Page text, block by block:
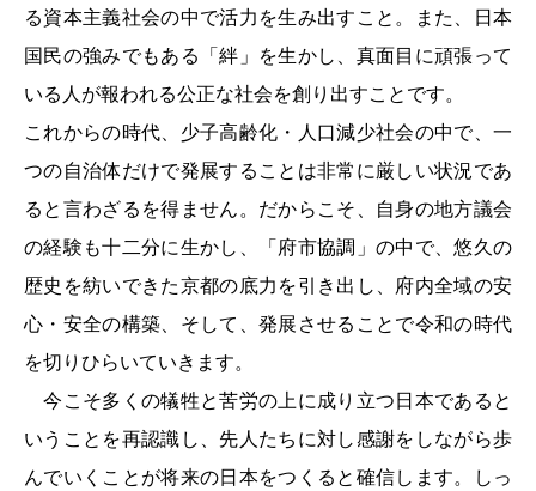
る資本主義社会の中で活力を生み出すこと。また、日本
国民の強みでもある「絆」を生かし、真面目に頑張って
いる人が報われる公正な社会を創り出すことです。
これからの時代、少子高齢化・人口減少社会の中で、一
つの自治体だけで発展することは非常に厳しい状況であ
ると言わざるを得ません。だからこそ、自身の地方議会
の経験も十二分に生かし、「府市協調」の中で、悠久の
歴史を紡いできた京都の底力を引き出し、府内全域の安
心・安全の構築、そして、発展させることで令和の時代
を切りひらいていきます。
今こそ多くの犠牲と苦労の上に成り立つ日本であると
いうことを再認識し、先人たちに対し感謝をしながら歩
んでいくことが将来の日本をつくると確信します。しっ